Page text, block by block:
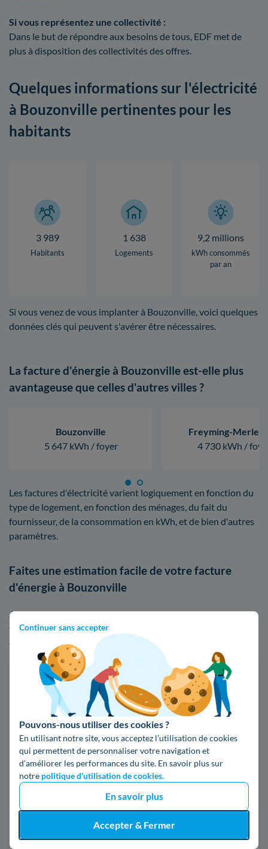
Continuer sans accepter
Pouvons-nous utiliser des cookies ?
En utilisant notre site, vous acceptez l’utilisation de cookies
qui permettent de personnaliser votre navigation et
d’améliorer les performances du site. En savoir plus sur
notre politique d'utilisation de cookies.
En savoir plus
Accepter & Fermer
Si vous représentez une collectivité :
Dans le but de répondre aux besoins de tous, EDF met de
plus à disposition des collectivités des offres.
Quelques informations sur l'électricité
à Bouzonville pertinentes pour les
habitants
3 989
Habitants
1 638
Logements
9,2 millions
kWh consommés
par an
Si vous venez de vous implanter à Bouzonville, voici quelques
données clés qui peuvent s'avérer être nécessaires.
La facture d'énergie à Bouzonville est-elle plus
avantageuse que celles d'autres villes ?
Bouzonville
5 647 kWh / foyer
Freyming-
4 730 kWh /
Les factures d'électricité varient logiquement en fonction du
type de logement, en fonction des ménages, du fait du
fournisseur, de la consommation en kWh, et de bien d'autres
paramètres.
Faites une estimation facile de votre facture
d'énergie à Bouzonville
Afin de visualiser les écarts de tarifs entre EDF et les autres
fournisseurs d'énergie, n'hésitez pas à comparer les offres
d'électricité ou de gaz :
Faites des économies sur vos factures d'énergie
Je compare
Électricité Gaz naturel
Code postal
57320 (BOUZONVILLE)
Pour mon